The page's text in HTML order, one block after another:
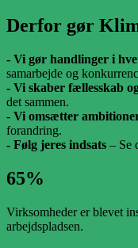
Derfor gør
- Vi gør handlinger i
samarbejde og
- Vi skaber fællesskab
det sammen.
- Vi omsætter
forandring.
- Følg jeres indsats – Se
65%
Virksomheder er blevet
arbejdspladsen.